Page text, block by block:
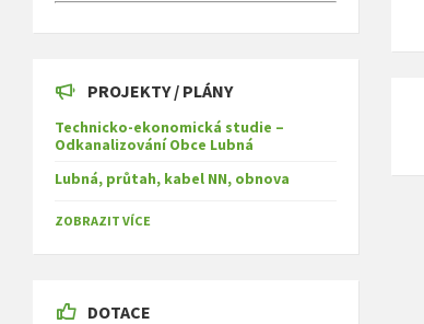
PROJEKTY / PLÁNY
Technicko-ekonomická studie –
Odkanalizování Obce Lubná
Lubná, průtah, kabel NN, obnova
ZOBRAZIT VÍCE
DOTACE